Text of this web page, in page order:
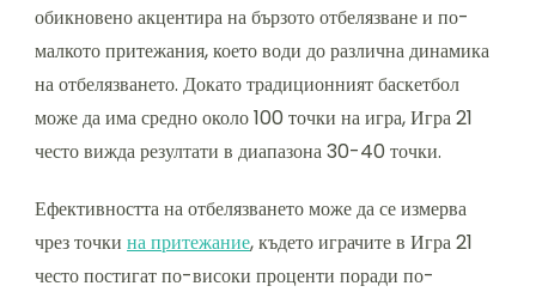
обикновено акцентира на бързото отбелязване и по-
малкото притежания, което води до различна динамика
на отбелязването. Докато традиционният баскетбол
може да има средно около 100 точки на игра, Игра 21
често вижда резултати в диапазона 30-40 точки.
Ефективността на отбелязването може да се измерва
чрез точки на притежание, където играчите в Игра 21
често постигат по-високи проценти поради по-